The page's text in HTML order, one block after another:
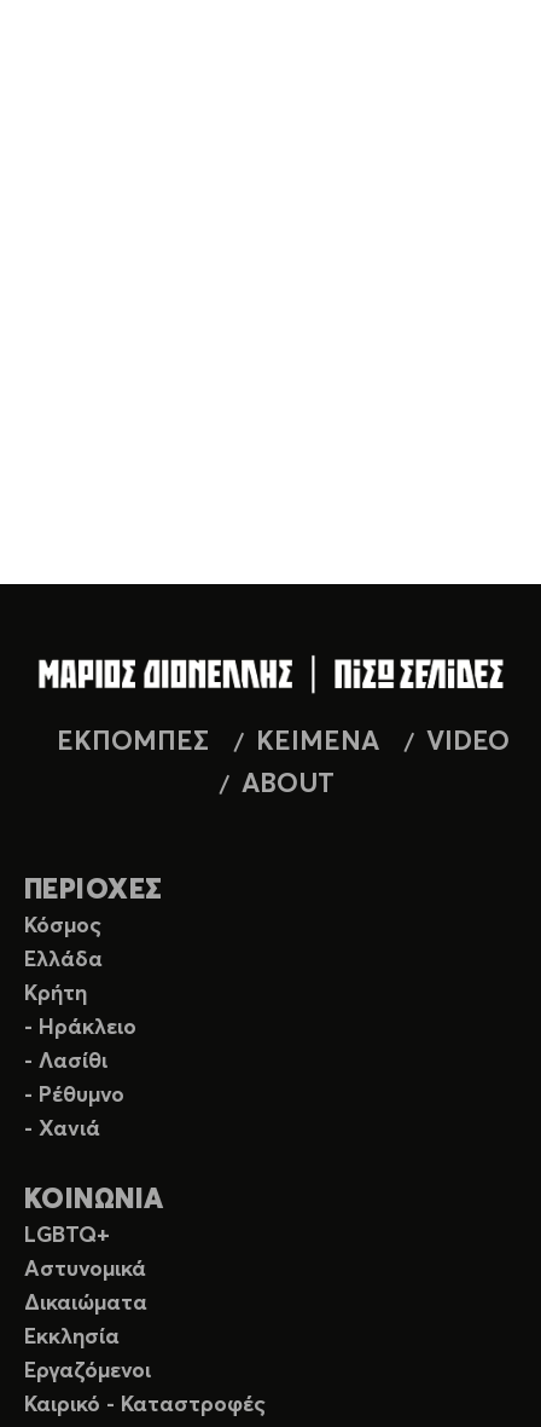
ΕΚΠΟΜΠΕΣ ΚΕΙΜΕΝΑ
VIDEO
ABOUT
ΠΕΡΙΟΧΕΣ
Κόσμος
Ελλάδα
Κρήτη
- Ηράκλειο
- Λασίθι
- Ρέθυμνο
- Χανιά
ΚΟΙΝΩΝΙΑ
LGBTQ+
Αστυνομικά
Δικαιώματα
Εκκλησία
Εργαζόμενοι
Καιρικό - Καταστροφές